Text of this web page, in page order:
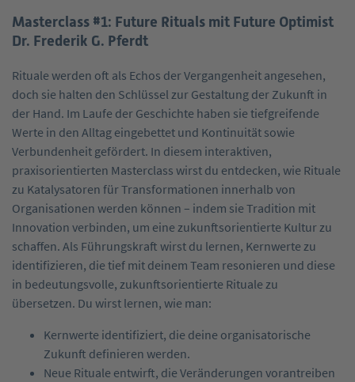
Masterclass #1: Future Rituals mit Future Optimist
Dr. Frederik G. Pferdt
Rituale werden oft als Echos der Vergangenheit angesehen,
doch sie halten den Schlüssel zur Gestaltung der Zukunft in
der Hand. Im Laufe der Geschichte haben sie tiefgreifende
Werte in den Alltag eingebettet und Kontinuität sowie
Verbundenheit gefördert. In diesem interaktiven,
praxisorientierten Masterclass wirst du entdecken, wie Rituale
zu Katalysatoren für Transformationen innerhalb von
Organisationen werden können – indem sie Tradition mit
Innovation verbinden, um eine zukunftsorientierte Kultur zu
schaffen. Als Führungskraft wirst du lernen, Kernwerte zu
identifizieren, die tief mit deinem Team resonieren und diese
in bedeutungsvolle, zukunftsorientierte Rituale zu
übersetzen. Du wirst lernen, wie man:
Kernwerte identifiziert, die deine organisatorische
Zukunft definieren werden.
Neue Rituale entwirft, die Veränderungen vorantreiben